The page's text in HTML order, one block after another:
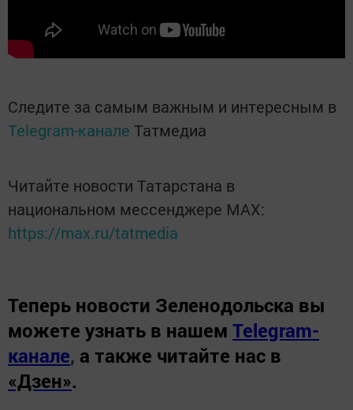
Следите за самым важным и интересным в
Telegram-канале Татмедиа
Читайте новости Татарстана в
национальном мессенджере MАХ:
https://max.ru/tatmedia
Теперь новости Зеленодольска вы
можете узнать в нашем Telegram-
канале, а также читайте нас в
«Дзен».